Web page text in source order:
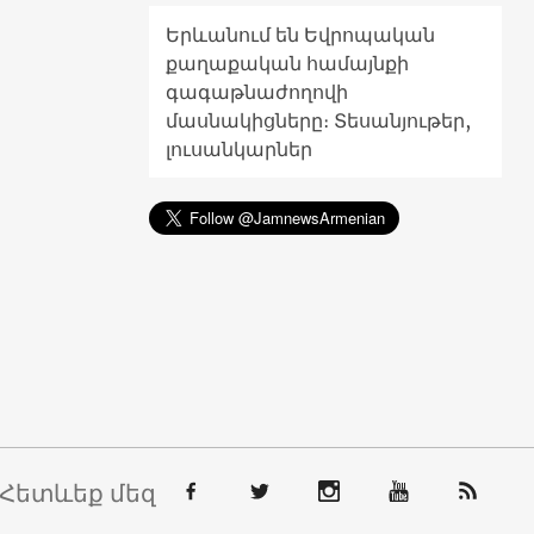
Երևանում են Եվրոպական
քաղաքական համայնքի
գագաթնաժողովի
մասնակիցները։ Տեսանյութեր,
լուսանկարներ
Հետևեք մեզ